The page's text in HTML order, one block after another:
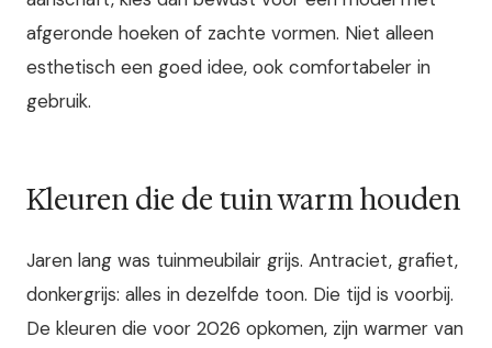
afgeronde hoeken of zachte vormen. Niet alleen
esthetisch een goed idee, ook comfortabeler in
gebruik.
Kleuren die de tuin warm houden
Jaren lang was tuinmeubilair grijs. Antraciet, grafiet,
donkergrijs: alles in dezelfde toon. Die tijd is voorbij.
De kleuren die voor 2026 opkomen, zijn warmer van